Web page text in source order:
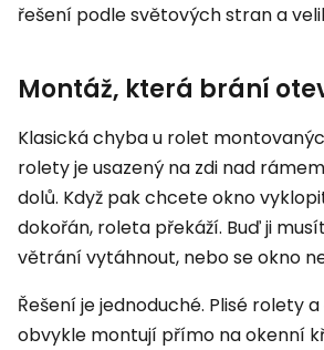
řešení podle světových stran a
Montáž, která brání
Klasická chyba u rolet
rolety je usazený na zdi nad
dolů. Když pak chcete okno
dokořán, roleta překáží. Buď ji
větrání vytáhnout, nebo se okno
Řešení je jednoduché. Plisé rolety
obvykle montují přímo na okenní